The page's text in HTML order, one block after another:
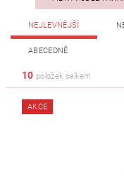
NEJLEVNĚJŠÍ
ABECEDNĚ
10 položek celkem
AKCE